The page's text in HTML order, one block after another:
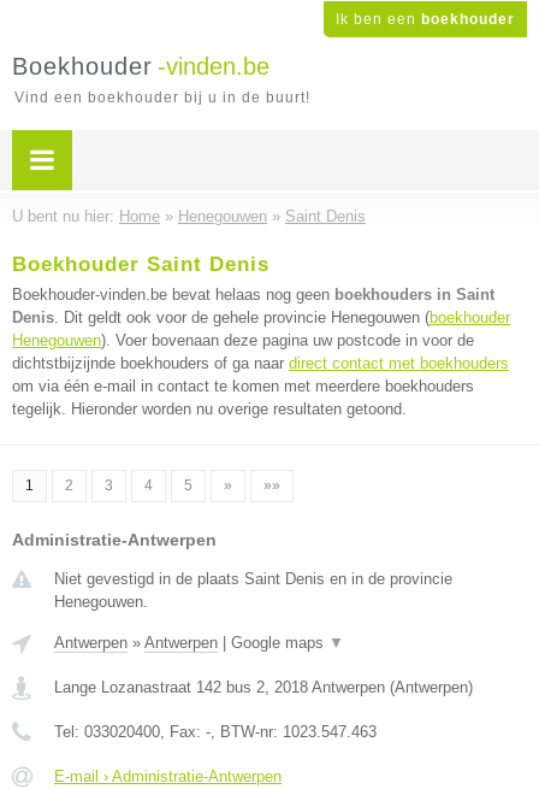
Ik ben een boekhouder
Boekhouder -vinden.be
Vind een boekhouder bij u in de buurt!
U bent nu hier: Home » Henegouwen » Saint Denis
Boekhouder Saint Denis
Boekhouder-vinden.be bevat helaas nog geen boekhouders in Saint
Denis. Dit geldt ook voor de gehele provincie Henegouwen (boekhouder
Henegouwen). Voer bovenaan deze pagina uw postcode in voor de
dichtstbijzijnde boekhouders of ga naar direct contact met boekhouders
om via één e-mail in contact te komen met meerdere boekhouders
tegelijk. Hieronder worden nu overige resultaten getoond.
1 2 3 4 5 » »»
Administratie-Antwerpen
Niet gevestigd in de plaats Saint Denis en in de provincie
Henegouwen.
Antwerpen » Antwerpen Google maps ▼
Lange Lozanastraat 142 bus 2, 2018 Antwerpen (Antwerpen)
Tel: 033020400, Fax: -, BTW-nr: 1023.547.463
E-mail › Administratie-Antwerpen